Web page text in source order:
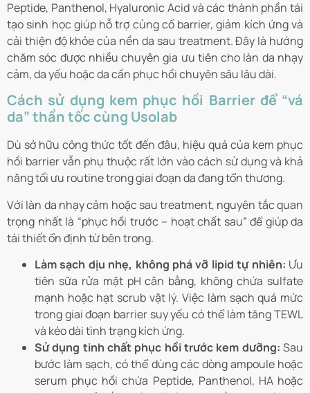
Peptide, Panthenol, Hyaluronic Acid và các thành phần tái
tạo sinh học giúp hỗ trợ củng cố barrier, giảm kích ứng và
cải thiện độ khỏe của nền da sau treatment. Đây là hướng
chăm sóc được nhiều chuyên gia ưu tiên cho làn da nhạy
cảm, da yếu hoặc da cần phục hồi chuyên sâu lâu dài.
Cách sử dụng kem phục hồi Barrier để “vá
da” thần tốc cùng Usolab
Dù sở hữu công thức tốt đến đâu, hiệu quả của kem phục
hồi barrier vẫn phụ thuộc rất lớn vào cách sử dụng và khả
năng tối ưu routine trong giai đoạn da đang tổn thương.
Với làn da nhạy cảm hoặc sau treatment, nguyên tắc quan
trọng nhất là “phục hồi trước – hoạt chất sau” để giúp da
tái thiết ổn định từ bên trong.
Làm sạch dịu nhẹ, không phá vỡ lipid tự nhiên: Ưu
tiên sữa rửa mặt pH cân bằng, không chứa sulfate
mạnh hoặc hạt scrub vật lý. Việc làm sạch quá mức
trong giai đoạn barrier suy yếu có thể làm tăng TEWL
và kéo dài tình trạng kích ứng.
Sử dụng tinh chất phục hồi trước kem dưỡng: Sau
bước làm sạch, có thể dùng các dòng ampoule hoặc
serum phục hồi chứa Peptide, Panthenol, HA hoặc